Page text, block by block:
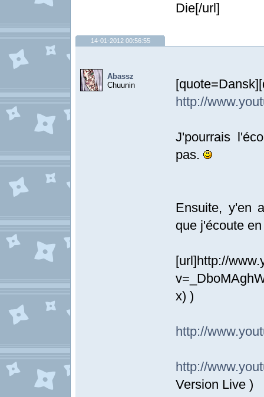
Die[/url]
14-01-2012 00:56:55
Abassz
Chuunin
http://
J'pourrais
pas.
Ensuite, y'en
que j'écoute
[url]http://
x) )
http://
http://
Version Live )